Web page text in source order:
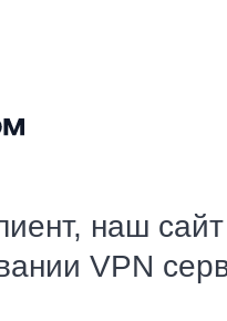
наш сайт
VPN